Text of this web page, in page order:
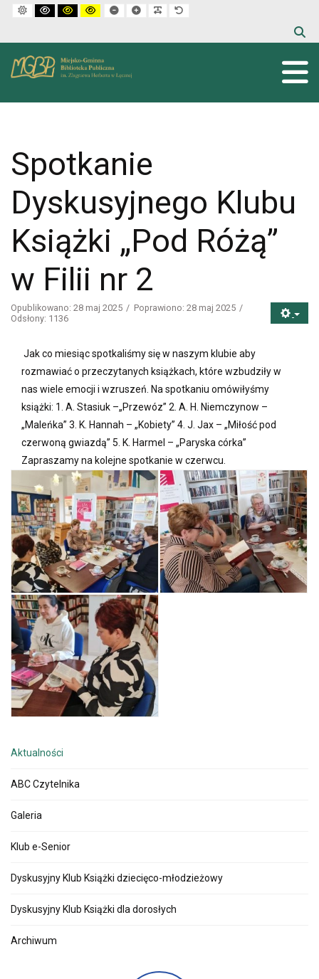
Default mode
High contrast black white mode
High contrast black yellow mode
High contrast yellow black mode
Set smaller font
Set larger font
Make font more readable
Spotkanie
Dyskusyjnego Klubu
Książki „Pod Różą”
w Filii nr 2
Opublikowano: 28 maj 2025
Poprawiono: 28 maj 2025
Odsłony: 1136
Jak co miesiąc spotkaliśmy się w naszym klubie aby
rozmawiać o przeczytanych książkach, które wzbudziły w
nas wiele emocji i wzruszeń. Na spotkaniu omówiłyśmy
książki: 1. A. Stasiuk –„Przewóz” 2. A. H. Niemczynow –
„Maleńka” 3. K. Hannah – „Kobiety” 4. J. Jax – „Miłość pod
czerwoną gwiazdą” 5. K. Harmel – „Paryska córka”
Zapraszamy na kolejne spotkanie w czerwcu.
Aktualności
ABC Czytelnika
Galeria
Klub e-Senior
Dyskusyjny Klub Książki dziecięco-młodzieżowy
Dyskusyjny Klub Książki dla dorosłych
Archiwum